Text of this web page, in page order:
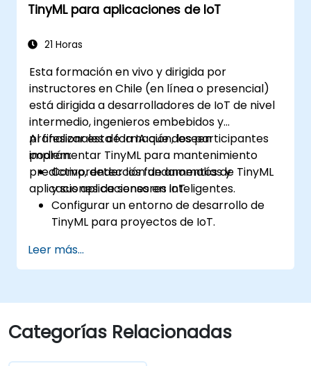
el ATP (Procedimiento de Prueba de
traspaso al operador.
operaciones de red basadas en clústeres y
regiones dentro de estructuras de informes
comerciales y técnicos.
TinyML para aplicaciones de IoT
21 Horas
Esta formación en vivo y dirigida por
instructores en Chile (en línea o presencial)
está dirigida a desarrolladores de IoT de nivel
intermedio, ingenieros embebidos y
profesionales de la IA que deseen
implementar TinyML para mantenimiento
predictivo, detección de anomalías y
aplicaciones de sensores inteligentes.
Al finalizar esta formación, los participantes
podrán:
Comprender los fundamentos de TinyML
y sus aplicaciones en IoT.
Configurar un entorno de desarrollo de
TinyML para proyectos de IoT.
ML en microcontroladores de bajo
consumo.
detección de anomalías utilizando TinyML.
Optimizar los modelos de TinyML para un
uso eficiente de la energía y la memoria.
Leer más...
Categorías Relacionadas